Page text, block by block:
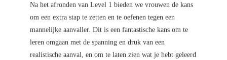
Na het afronden van Level 1 bieden we vrouwen de kans
om een extra stap te zetten en te oefenen tegen een
mannelijke aanvaller. Dit is een fantastische kans om te
leren omgaan met de spanning en druk van een
realistische aanval, en om te laten zien wat je hebt geleerd